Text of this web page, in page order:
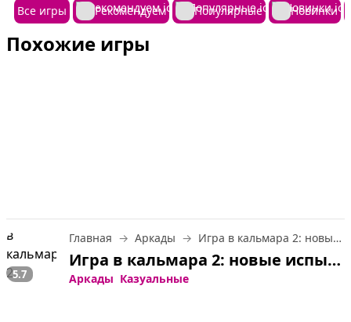
Все игры Рекомендуем Популярные Новинки
Похожие игры
5.7
Главная Аркады Игра в кальмара 2: новые испытания
Игра в кальмара 2: новые испытания — играть онлайн бесплатно
Аркады Казуальные